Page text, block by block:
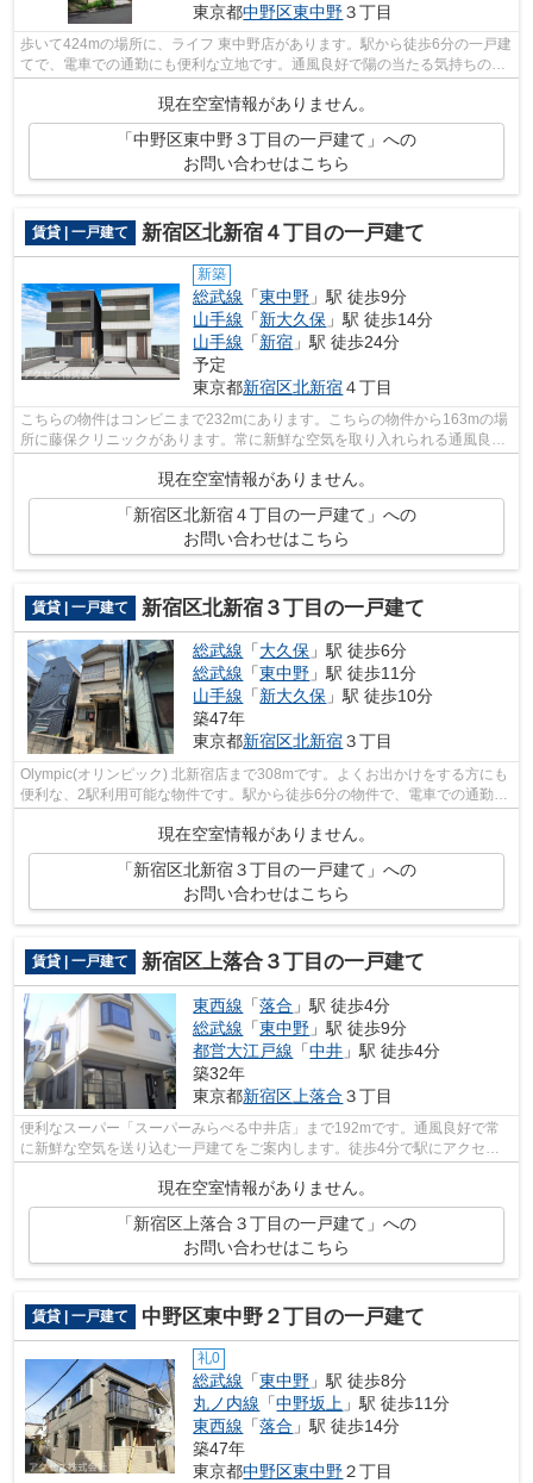
東京都中野区東中野３丁目
歩いて424mの場所に、ライフ 東中野店があります。駅から徒歩6分の一戸建
てで、電車での通勤にも便利な立地です。通風良好で陽の当たる気持ちの良
現在空室情報がありません。
「中野区東中野３丁目の一戸建て」への
お問い合わせはこちら
賃貸 | 一戸建て 新宿区北新宿４丁目の一戸建て
新築
総武線 「東中野 」駅 徒歩9分
山手線 「新大久保 」駅 徒歩14分
山手線 「新宿 」駅 徒歩24分
予定
東京都新宿区北新宿４丁目
こちらの物件はコンビニまで232mにあります。こちらの物件から163mの場
所に藤保クリニックがあります。常に新鮮な空気を取り入れられる通風良好
現在空室情報がありません。
「新宿区北新宿４丁目の一戸建て」への
お問い合わせはこちら
賃貸 | 一戸建て 新宿区北新宿３丁目の一戸建て
総武線 「大久保 」駅 徒歩6分
総武線 「東中野 」駅 徒歩11分
山手線 「新大久保 」駅 徒歩10分
築47年
東京都新宿区北新宿３丁目
Olympic(オリンピック) 北新宿店まで308mです。よくお出かけをする方にも
便利な、2駅利用可能な物件です。駅から徒歩6分の物件で、電車での通勤に
も便利な立地です。中野区、新宿区の...
現在空室情報がありません。
「新宿区北新宿３丁目の一戸建て」への
お問い合わせはこちら
賃貸 | 一戸建て 新宿区上落合３丁目の一戸建て
東西線 「落合 」駅 徒歩4分
総武線 「東中野 」駅 徒歩9分
都営大江戸線 「中井 」駅 徒歩4分
築32年
東京都新宿区 上落合 ３丁目
便利なスーパー「スーパーみらべる中井店」まで192mです。通風良好で常
に新鮮な空気を送り込む一戸建てをご案内します。徒歩4分で駅にアクセス
現在空室情報がありません。
「新宿区上落合３丁目の一戸建て」への
お問い合わせはこちら
賃貸 | 一戸建て 中野区東中野２丁目の一戸建て
礼0
総武線 「東中野 」駅 徒歩8分
丸ノ内線 「中野坂上 」駅 徒歩11分
東西線 「落合 」駅 徒歩14分
築47年
東京都中野区東中野２丁目